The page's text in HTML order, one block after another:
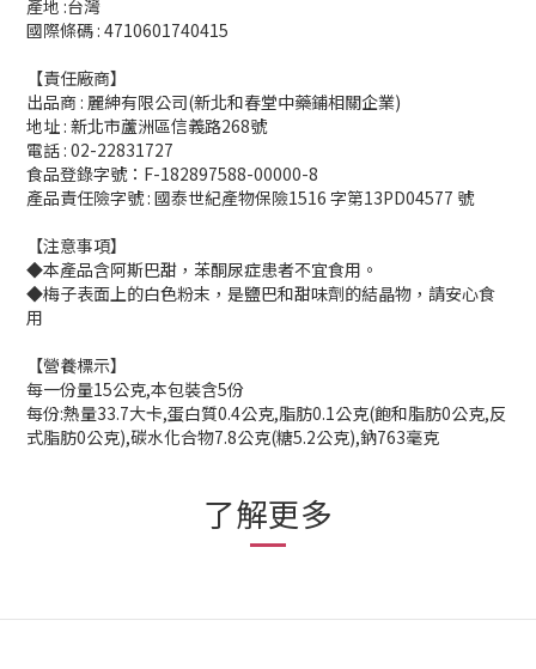
產地 :台灣
國際條碼 : 4710601740415
【責任廠商】
出品商 : 麗紳有限公司(新北和春堂中藥鋪相關企業)
地址 : 新北市蘆洲區信義路268號
電話 : 02-22831727
食品登錄字號：F-182897588-00000-8
產品責任險字號 : 國泰世紀產物保險1516 字第13PD04577 號
【注意事項】
◆本產品含阿斯巴甜，苯酮尿症患者不宜食用。
◆梅子表面上的白色粉末，是鹽巴和甜味劑的結晶物，請安心食
用
【營養標示】
每一份量15公克,本包裝含5份
每份:熱量33.7大卡,蛋白質0.4公克,脂肪0.1公克(飽和脂肪0公克,反
式脂肪0公克),碳水化合物7.8公克(糖5.2公克),鈉763毫克
了解更多